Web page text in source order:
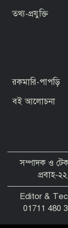
তথ্য-প্রযুক্তি
রকমারি-পাপড়ি
বই আলোচনা
সম্পাদক ও
প্রবাহ-
Editor &
01711 480